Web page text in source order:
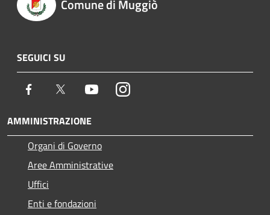
Comune di Muggiò
SEGUICI SU
Facebook Twitter YoutubeInstagram
AMMINISTRAZIONE
Organi di Governo
Aree Amministrative
Uffici
Enti e fondazioni